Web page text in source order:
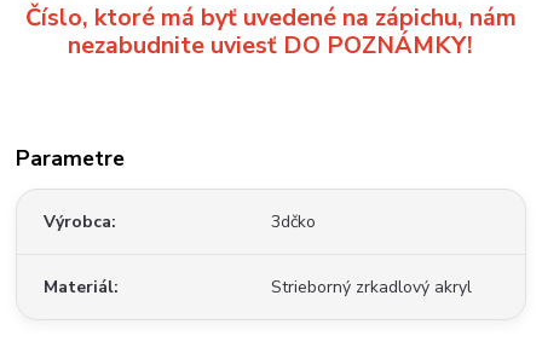
Číslo, ktoré má byť uvedené na zápichu, nám
nezabudnite uviesť DO POZNÁMKY!
Parametre
Výrobca 3dčko
Materiál Strieborný zrkadlový akryl